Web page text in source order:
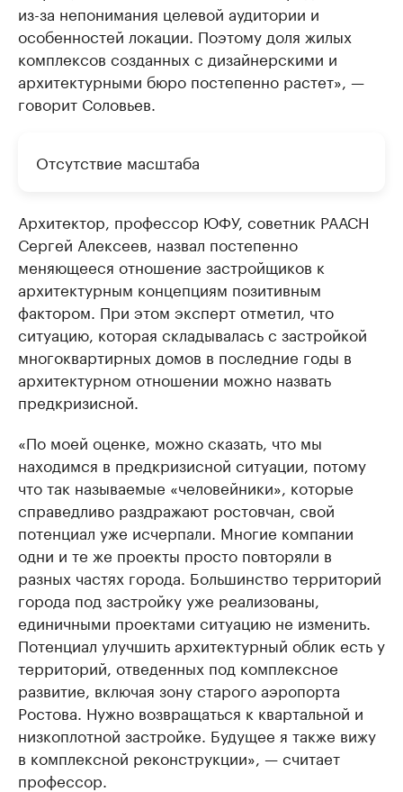
из-за непонимания целевой аудитории и
особенностей локации. Поэтому доля жилых
комплексов созданных с дизайнерскими и
архитектурными бюро постепенно растет», —
говорит Соловьев.
Отсутствие масштаба
Архитектор, профессор ЮФУ, советник РААСН
Сергей Алексеев, назвал постепенно
меняющееся отношение застройщиков к
архитектурным концепциям позитивным
фактором. При этом эксперт отметил, что
ситуацию, которая складывалась с застройкой
многоквартирных домов в последние годы в
архитектурном отношении можно назвать
предкризисной.
«По моей оценке, можно сказать, что мы
находимся в предкризисной ситуации, потому
что так называемые «человейники», которые
справедливо раздражают ростовчан, свой
потенциал уже исчерпали. Многие компании
одни и те же проекты просто повторяли в
разных частях города. Большинство территорий
города под застройку уже реализованы,
единичными проектами ситуацию не изменить.
Потенциал улучшить архитектурный облик есть у
территорий, отведенных под комплексное
развитие, включая зону старого аэропорта
Ростова. Нужно возвращаться к квартальной и
низкоплотной застройке. Будущее я также вижу
в комплексной реконструкции», — считает
профессор.